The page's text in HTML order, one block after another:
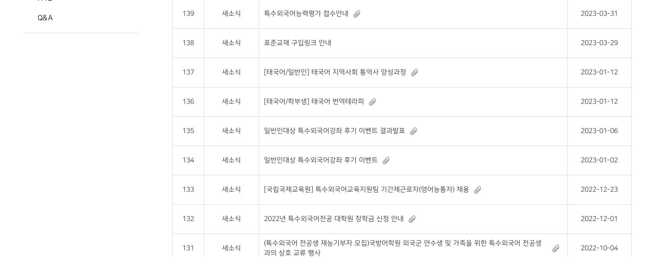
Q&A
139 새소식 특수외국어능력평가 접수안내 2023-03-31
138 새소식 표준교재 구입링크 안내 2023-03-29
137 새소식 [태국어/일반인] 태국어 지역사회 통역사 양성과정 2023-01-12
136 새소식 [태국어/학부생] 태국어 번역테라피 2023-01-12
135 새소식 일반인대상 특수외국어강좌 후기 이벤트 결과발표 2023-01-06
134 새소식 일반인대상 특수외국어강좌 후기 이벤트 2023-01-02
133 새소식 [국립국제교육원] 특수외국어교육지원팀 기간제근로자(영어능통자) 채용 2022-12-23
132 새소식 2022년 특수외국어전공 대학원 장학금 신청 안내 2022-12-01
131 새소식
(특수외국어 전공생 재능기부자 모집)국방어학원 외국군 연수생 및 가족을 위한 특수외국어 전공생
과의 상호 교류 행사
2022-10-04